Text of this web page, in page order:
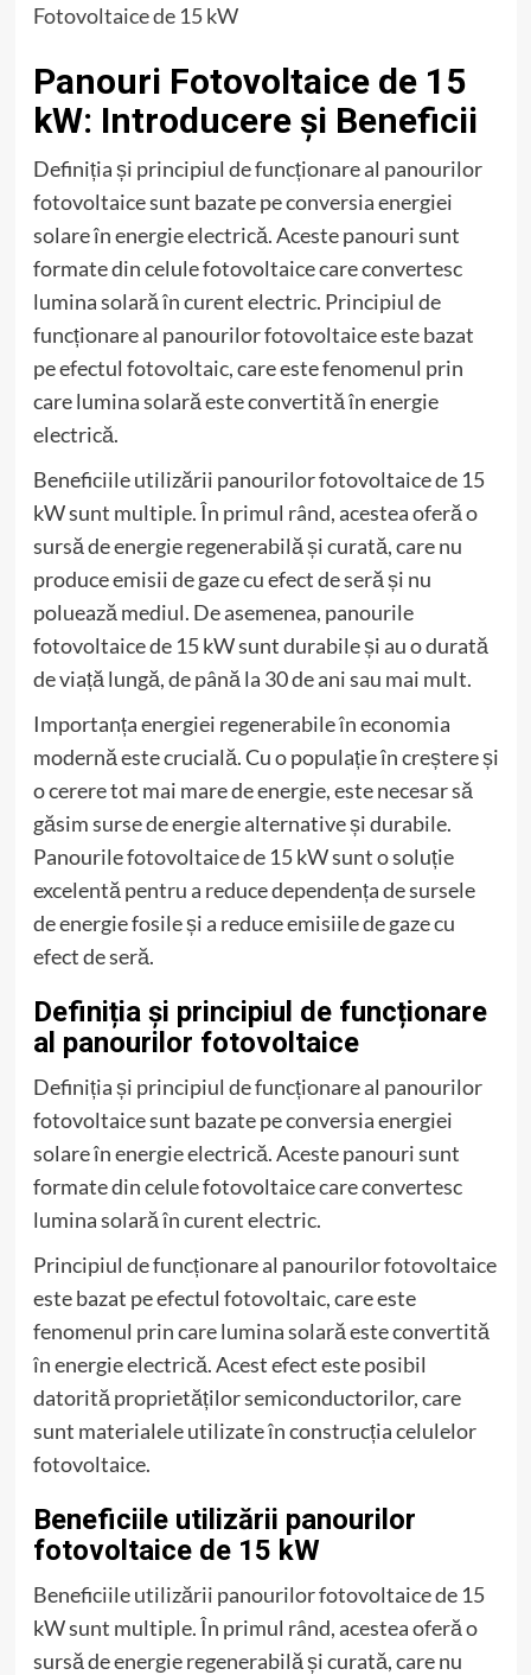
Fotovoltaice de 15 kW
Panouri Fotovoltaice de 15
kW: Introducere și Beneficii
Definiția și principiul de funcționare al panourilor
fotovoltaice sunt bazate pe conversia energiei
solare în energie electrică. Aceste panouri sunt
formate din celule fotovoltaice care convertesc
lumina solară în curent electric. Principiul de
funcționare al panourilor fotovoltaice este bazat
pe efectul fotovoltaic, care este fenomenul prin
care lumina solară este convertită în energie
electrică.
Beneficiile utilizării panourilor fotovoltaice de 15
kW sunt multiple. În primul rând, acestea oferă o
sursă de energie regenerabilă și curată, care nu
produce emisii de gaze cu efect de seră și nu
poluează mediul. De asemenea, panourile
fotovoltaice de 15 kW sunt durabile și au o durată
de viață lungă, de până la 30 de ani sau mai mult.
Importanța energiei regenerabile în economia
modernă este crucială. Cu o populație în creștere și
o cerere tot mai mare de energie, este necesar să
găsim surse de energie alternative și durabile.
Panourile fotovoltaice de 15 kW sunt o soluție
excelentă pentru a reduce dependența de sursele
de energie fosile și a reduce emisiile de gaze cu
efect de seră.
Definiția și principiul de funcționare
al panourilor fotovoltaice
Definiția și principiul de funcționare al panourilor
fotovoltaice sunt bazate pe conversia energiei
solare în energie electrică. Aceste panouri sunt
formate din celule fotovoltaice care convertesc
lumina solară în curent electric.
Principiul de funcționare al panourilor fotovoltaice
este bazat pe efectul fotovoltaic, care este
fenomenul prin care lumina solară este convertită
în energie electrică. Acest efect este posibil
datorită proprietăților semiconductorilor, care
sunt materialele utilizate în construcția celulelor
fotovoltaice.
Beneficiile utilizării panourilor
fotovoltaice de 15 kW
Beneficiile utilizării panourilor fotovoltaice de 15
kW sunt multiple. În primul rând, acestea oferă o
sursă de energie regenerabilă și curată, care nu